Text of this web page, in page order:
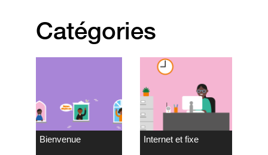
Catégories
Bienvenue Internet et fixe